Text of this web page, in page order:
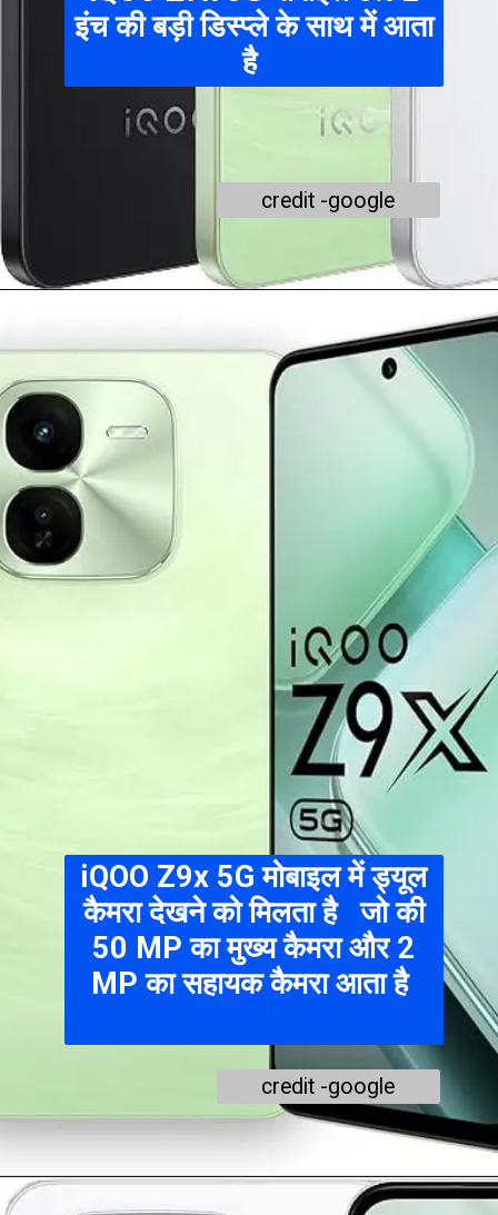
इंच की बड़ी डिस्प्ले के साथ में आता
है
credit -google
iQOO Z9x 5G मोबाइल में ड्यूल
कैमरा देखने को मिलता है जो की
50 MP का मुख्य कैमरा और 2
MP का सहायक कैमरा आता है
credit -google